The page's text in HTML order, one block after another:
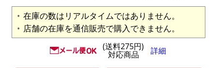
在庫の数はリアルタイムではありません。
店舗の在庫を通信販売で購入できません。
(送料275円)
対応商品 詳細